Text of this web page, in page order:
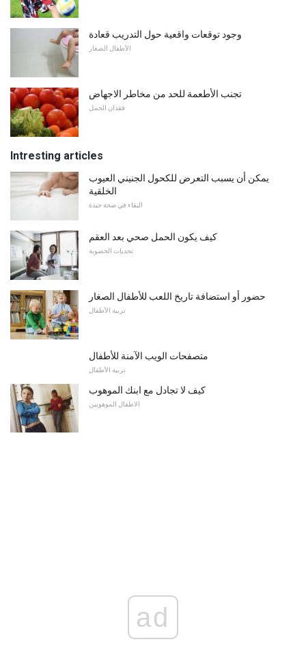
وجود توقعات واقعية حول التدريب قعادة
الأطفال الصغار
تجنب الأطعمة للحد من مخاطر الاجهاض
فقدان الحمل
Intresting articles
يمكن أن يسبب التعرض للكحول الجنيني العيوب
الخلقية
البقاء في صحة جيدة
كيف يكون الحمل صحي بعد العقم
تحديات الخصوبة
حضور أو استضافة تاريخ اللعب للأطفال الصغار
تربية الأطفال
متصفحات الويب الآمنة للأطفال
تربية الأطفال
كيف لا تجادل مع ابنك الموهوب
الاطفال الموهوبين
ad